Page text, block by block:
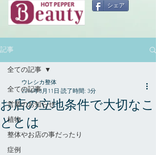
シェア
記事
全ての記事
営業のお知らせ
植物
整体やお店の事だったり
症例
全ての記事
お店の立地条件で大切なこ
ととは
ウレシカ整体
2016年8月11日 読了時間: 3分